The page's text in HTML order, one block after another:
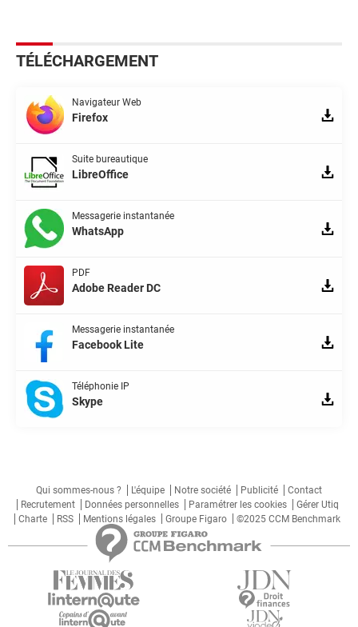
TÉLÉCHARGEMENT
Navigateur Web
Firefox
Suite bureautique
LibreOffice
Messagerie instantanée
WhatsApp
PDF
Adobe Reader DC
Messagerie instantanée
Facebook Lite
Téléphonie IP
Skype
Qui sommes-nous ? L'équipe Notre société Publicité
Contact
Recrutement
Données personnelles Paramétrer les cookies
Gérer Utiq
Charte
RSS Mentions légales Groupe Figaro ©2025 CCM Benchmark